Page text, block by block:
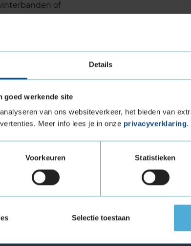
Details
goed werkende site
van ons websiteverkeer, het bieden van
Meer info lees je in onze privacyverklaring.
Voorkeuren Statistieken
Selectie toestaan
of